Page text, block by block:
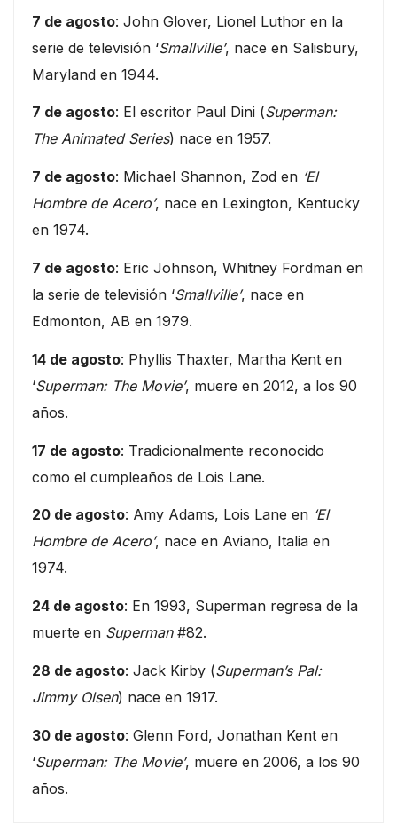
7 de agosto: John Glover, Lionel Luthor en la
serie de televisión ‘Smallville’, nace en Salisbury,
Maryland en 1944.
7 de agosto: El escritor Paul Dini (Superman:
The Animated Series) nace en 1957.
7 de agosto: Michael Shannon, Zod en ‘El
Hombre de Acero’, nace en Lexington, Kentucky
en 1974.
7 de agosto: Eric Johnson, Whitney Fordman en
la serie de televisión ‘Smallville’, nace en
Edmonton, AB en 1979.
14 de agosto: Phyllis Thaxter, Martha Kent en
‘Superman: The Movie’, muere en 2012, a los 90
años.
17 de agosto: Tradicionalmente reconocido
como el cumpleaños de Lois Lane.
20 de agosto: Amy Adams, Lois Lane en ‘El
Hombre de Acero’, nace en Aviano, Italia en
1974.
24 de agosto: En 1993, Superman regresa de la
muerte en Superman#82.
28 de agosto: Jack Kirby (Superman’s Pal:
Jimmy Olsen) nace en 1917.
30 de agosto: Glenn Ford, Jonathan Kent en
‘Superman: The Movie’, muere en 2006, a los 90
años.